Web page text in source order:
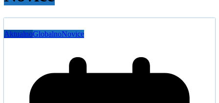
AktualnoGlobalnoNovice